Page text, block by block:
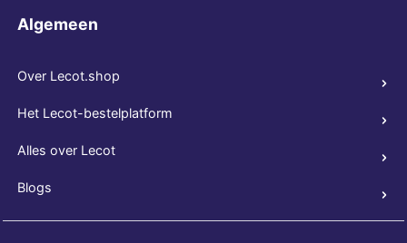
Algemeen
Over Lecot.shop
Het Lecot-bestelplatform
Alles over Lecot
Blogs